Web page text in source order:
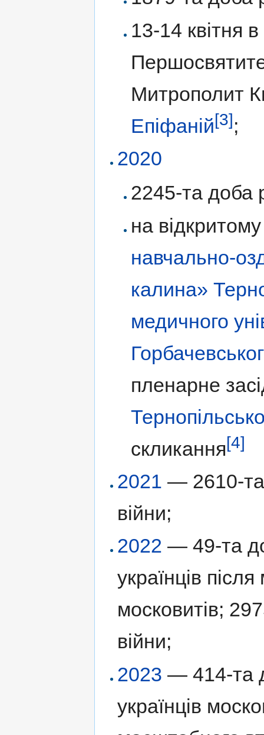
13-14 квітня
Митрополит
Епіфаній[3];
2020
2245-та доба
на
навчально-
калина»
медичного
пленарне
скликання[4]
2021 — 2610-та
війни;
2022 — 49-та
українців
московитів;
війни;
2023 — 414-та
українців